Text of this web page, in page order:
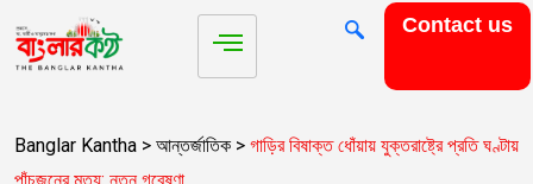
Contact us
Banglar Kantha > আন্তর্জাতিক > গাড়ির বিষাক্ত ধোঁয়ায় যুক্তরাষ্ট্রে প্রতি ঘণ্টায়